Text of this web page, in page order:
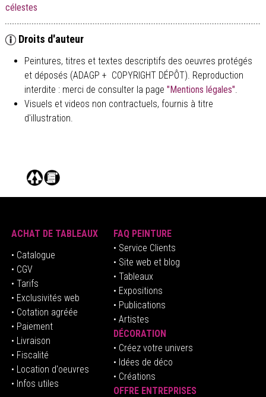
célestes
Droits d'auteur
Peintures, titres et textes descriptifs des oeuvres protégés
et déposés (ADAGP + COPYRIGHT DÉPÔT). Reproduction
interdite : merci de consulter la page "Mentions légales"
Visuels et videos non contractuels, fournis à titre
d'illustration.
ACHAT DE TABLEAUX
• Catalogue
• CGV
• Tarifs
• Exclusivités web
• Cotation agréée
• Paiement
• Livraison
• Fiscalité
• Location d'oeuvres
• Infos utiles
FAQ PEINTURE
• Service Clients
• Site web et blog
• Tableaux
• Expositions
• Publications
• Artistes
DÉCORATION
• Créez votre univers
• Idées de déco
• Créations
OFFRE ENTREPRISES